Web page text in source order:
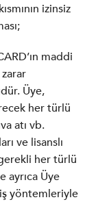
izinsiz
maddi
Üye,
her türlü
atı vb.
ve lisanslı
her türlü
ayrıca Üye
yöntemleriyle